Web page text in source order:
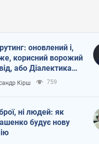
оновлений і,
корисний ворожий
або Діалектика
боягузтва
Кірш 759
ні людей: як
будує нову